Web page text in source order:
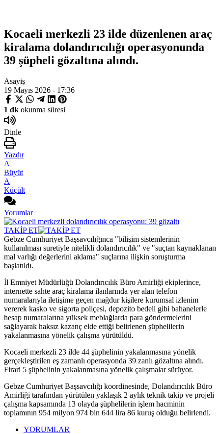
Kocaeli merkezli 23 ilde düzenlenen araç
kiralama dolandırıcılığı operasyonunda
39 şüpheli gözaltına alındı.
Asayiş
19 Mayıs 2026 - 17:36
1 dk okunma süresi
Dinle
Yazdır
A
Büyüt
A
Küçült
Yorumlar
TAKİP ET
Gebze Cumhuriyet Başsavcılığınca "bilişim sistemlerinin
kullanılması suretiyle nitelikli dolandırıcılık" ve "suçtan kaynaklanan
mal varlığı değerlerini aklama" suçlarına ilişkin soruşturma
başlatıldı.
İl Emniyet Müdürlüğü Dolandırıcılık Büro Amirliği ekiplerince,
internette sahte araç kiralama ilanlarında yer alan telefon
numaralarıyla iletişime geçen mağdur kişilere kurumsal izlenim
vererek kasko ve sigorta poliçesi, depozito bedeli gibi bahanelerle
hesap numaralarına yüksek meblağlarda para göndermelerini
sağlayarak haksız kazanç elde ettiği belirlenen şüphelilerin
yakalanmasına yönelik çalışma yürütüldü.
Kocaeli merkezli 23 ilde 44 şüphelinin yakalanmasına yönelik
gerçekleştirilen eş zamanlı operasyonda 39 zanlı gözaltına alındı.
Firari 5 şüphelinin yakalanmasına yönelik çalışmalar sürüyor.
Gebze Cumhuriyet Başsavcılığı koordinesinde, Dolandırıcılık Büro
Amirliği tarafından yürütülen yaklaşık 2 aylık teknik takip ve projeli
çalışma kapsamında 13 olayda şüphelilerin işlem hacminin
toplamının 954 milyon 974 bin 644 lira 86 kuruş olduğu belirlendi.
YORUMLAR